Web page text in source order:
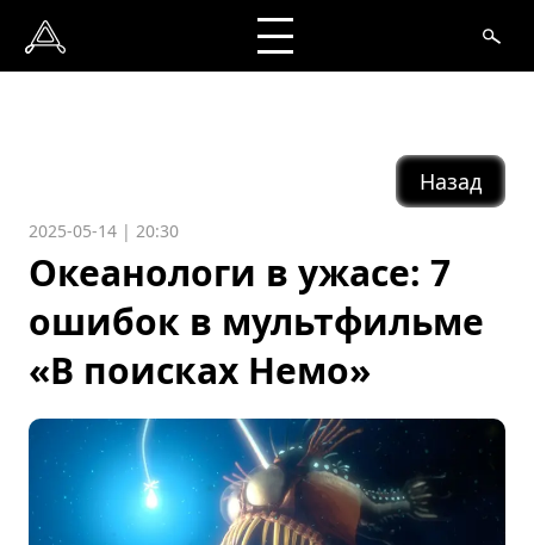
Назад
2025-05-14 | 20:30
Океанологи в ужасе: 7
ошибок в мультфильме
«В поисках Немо»